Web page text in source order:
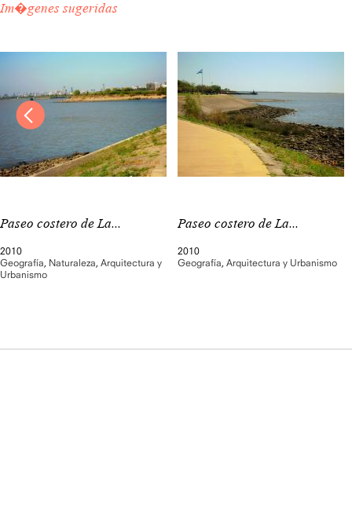
Im�genes sugeridas
Paseo costero de La...
2010
Geografía, Naturaleza, Arquitectura y
Urbanismo
Paseo costero de La...
2010
Geografía, Arquitectura y Urbanismo